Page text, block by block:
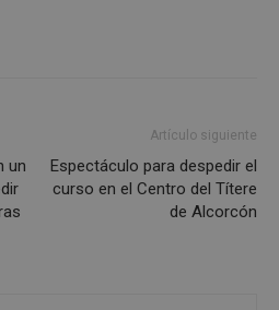
un
Artículo siguiente
Espectáculo para despedir el
curso en el Centro del Títere
de Alcorcón
necesarias permiten la
del sitio web, como el
y la gestión de cuentas.
utilizar correctamente sin
necesarias.